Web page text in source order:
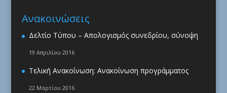
Ανακοινώσεις
Δελτίο Τύπου – Απολογισμός συνεδρίου, σύνοψη
19 Απριλίου 2016
Τελική Ανακοίνωση: Ανακοίνωση προγράμματος
22 Μαρτίου 2016